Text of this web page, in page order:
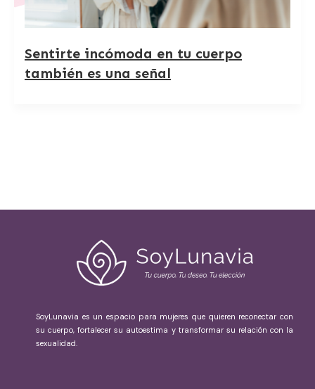
Sentirte incómoda en tu cuerpo
también es una señal
SoyLunavia es un espacio para mujeres que quieren reconectar con
su cuerpo, fortalecer su autoestima y transformar su relación con la
sexualidad.